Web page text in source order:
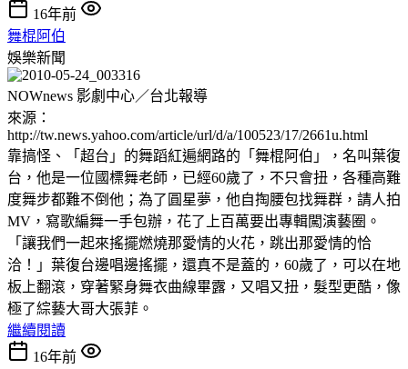
16年前
舞棍阿伯
娛樂新聞
NOWnews 影劇中心／台北報導
來源：
http://tw.news.yahoo.com/article/url/d/a/100523/17/2661u.html
靠搞怪、「超台」的舞蹈紅遍網路的「舞棍阿伯」，名叫葉復
台，他是一位國標舞老師，已經60歲了，不只會扭，各種高難
度舞步都難不倒他；為了圓星夢，他自掏腰包找舞群，請人拍
MV，寫歌編舞一手包辦，花了上百萬要出專輯闖演藝圈。
「讓我們一起來搖擺燃燒那愛情的火花，跳出那愛情的恰
洽！」葉復台邊唱邊搖擺，還真不是蓋的，60歲了，可以在地
板上翻滾，穿著緊身舞衣曲線畢露，又唱又扭，髮型更酷，像
極了綜藝大哥大張菲。
繼續閱讀
16年前